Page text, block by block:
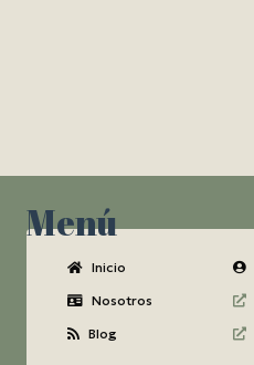
Menú
Inicio
Nosotros
Blog